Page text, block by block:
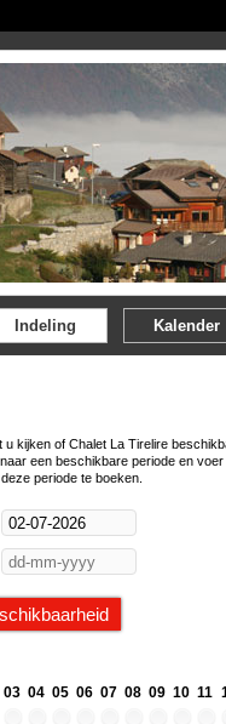
Indeling Kalender
kijken of Chalet La Tirelire
een beschikbare periode en
periode te boeken.
03 04 05 06 07 08 09 10 11